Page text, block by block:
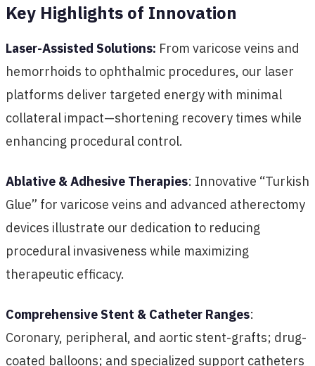
Key Highlights of Innovation
Laser-Assisted Solutions: From varicose veins and
hemorrhoids to ophthalmic procedures, our laser
platforms deliver targeted energy with minimal
collateral impact—shortening recovery times while
enhancing procedural control.
Ablative & Adhesive Therapies: Innovative “Turkish
Glue” for varicose veins and advanced atherectomy
devices illustrate our dedication to reducing
procedural invasiveness while maximizing
therapeutic efficacy.
Comprehensive Stent & Catheter Ranges:
Coronary, peripheral, and aortic stent-grafts; drug-
coated balloons; and specialized support catheters